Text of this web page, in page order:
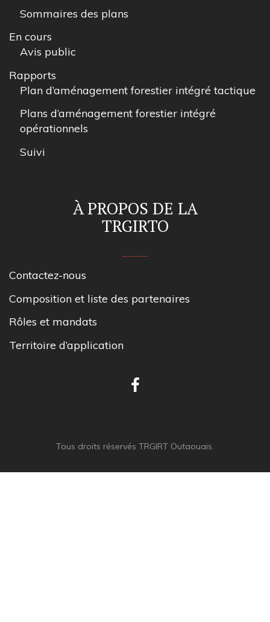
Sommaires des plans
En cours
Avis public
Rapports
Plan d’aménagement forestier intégré tactique
Plans d’aménagement forestier intégré
opérationnels
Suivi
À PROPOS DE LA
TRGIRTO
Contactez-nous
Composition et liste des partenaires
Rôles et mandats
Territoire d’application
Tous droits réservés TRGIRT Outaouais.